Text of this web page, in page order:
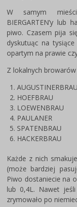
W samym
BIERGARTEN’y
piwo. Czasem pija
dyskutuąc na
opartym na prawie
Z lokalnych
AUGUSTINERBRAU
HOEFBRAU
LOEWENBRAU
PAULANER
SPATENBRAU
HACKERBRAU
Każde z nich
(może bardziej
Piwo dostaniecie na
lub 0,4L. Nawet jeśli
zrymowało po